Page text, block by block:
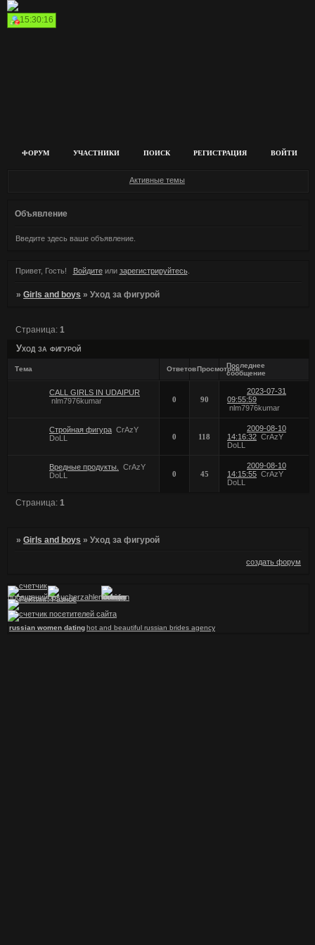
15:30:16
ФОРУМ УЧАСТНИКИ ПОИСК РЕГИСТРАЦИЯ ВОЙТИ
Активные темы
Объявление
Введите здесь ваше объявление.
Привет, Гость! Войдитеили зарегистрируйтесь.
»Girls and boys »Уход за фигурой
Уход за фигурой
Страница:1
Тема ОтветовПросмотровПоследнее
сообщение
CALL GIRLS IN UDAIPUR
nlm7976kumar
0 90
2023-07-31
09:55:59
nlm7976kumar
Стройная фигура CrAzY
DoLL
0 118
2009-08-10
14:16:32 CrAzY
DoLL
Вредные продукты.
CrAzY
DoLL
0 45
2009-08-10
14:15:55 CrAzY
DoLL
Страница:1
»Girls and boys »Уход за фигурой
создать форум
russian women datinghot and beautiful russian brides agency